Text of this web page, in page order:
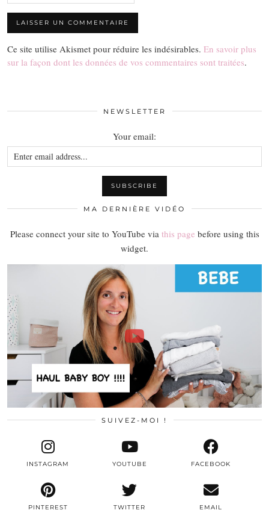
Ce site utilise Akismet pour réduire les indésirables. En savoir plus
sur la façon dont les données de vos commentaires sont traitées.
NEWSLETTER
Your email:
MA DERNIÈRE VIDÉO
Please connect your site to YouTube via this page before using this
widget.
SUIVEZ-MOI !
TWITTER
INSTAGRAM FACEBOOK
PINTEREST
YOUTUBE
EMAIL